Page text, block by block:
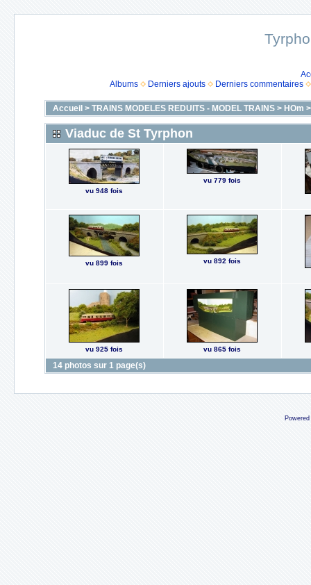
Albums
Derniers ajouts Derniers commentaires
Accueil > TRAINS MODELES REDUITS - MODEL TRAINS> HOm
Viaduc de St Tyrphon
vu 948 fois
vu 779 fois
vu 899 fois vu 892 fois
vu 925 fois vu 865 fois
14 photos sur 1 page(s)